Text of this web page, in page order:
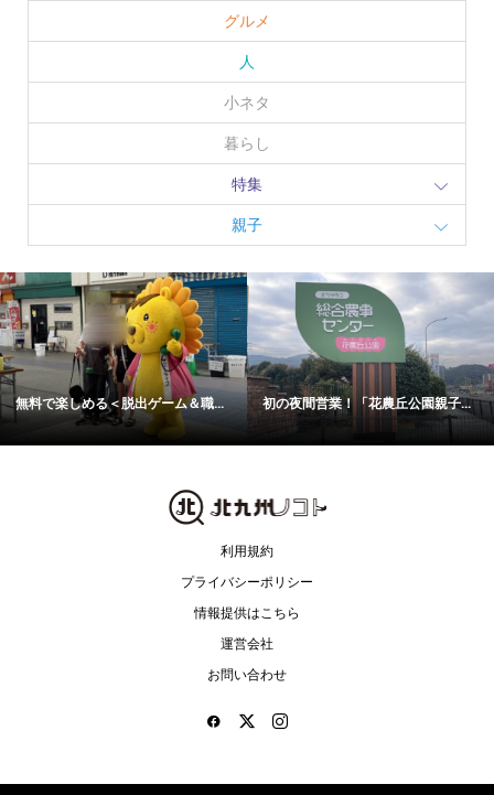
グルメ
人
小ネタ
暮らし
特集
親子
無料で楽しめる＜脱出ゲーム＆職... 初の夜間営業！「花農丘公園親子...
利用規約
プライバシーポリシー
情報提供はこちら
運営会社
お問い合わせ